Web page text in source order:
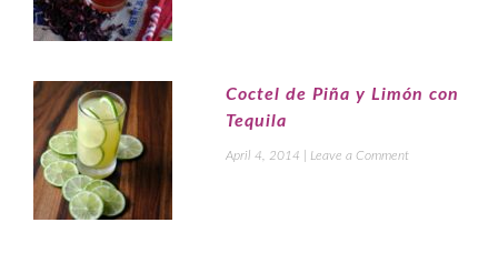
Coctel de Piña y Limón con
Tequila
April 4, 2014 Leave a Comment